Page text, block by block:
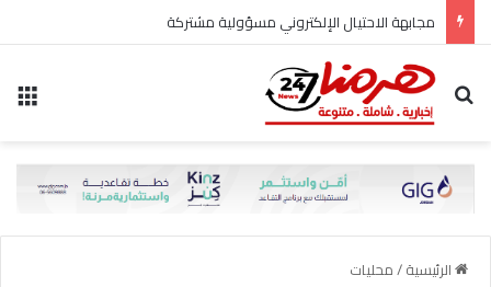
مجابهة الاحتيال الإلكتروني مسؤولية مشتركة
بحث عن
الرئيسية/محليات